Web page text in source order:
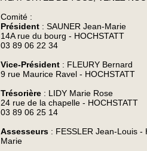
Comité :
Président: SAUNER Jean-Marie
14A rue du bourg - HOCHSTATT
03 89 06 22 34
Vice-Président : FLEURY Bernard
9 rue Maurice Ravel - HOCHSTATT
Trésorière : LIDY Marie Rose
24 rue de la chapelle - HOCHSTATT
03 89 06 25 14
Assesseurs : FESSLER Jean-Louis -
Marie